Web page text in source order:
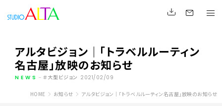
アルタビジョン｜「トラベルルーティン
名古屋」放映のお知らせ
NEWS 大型ビジョン 2021/02/09
HOME お知らせ アルタビジョン｜「トラベルルーティン名古屋」放映のお知らせ